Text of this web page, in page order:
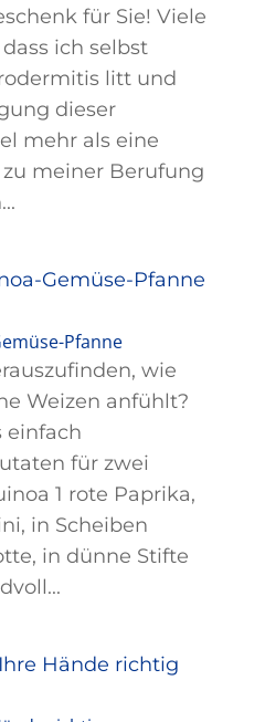
für Sie! Viele
ich selbst
litt und
dieser
mehr als eine
meiner Berufung
Pfanne
wie
Weizen anfühlt?
einfach
für zwei
1 rote Paprika,
in Scheiben
in dünne Stifte